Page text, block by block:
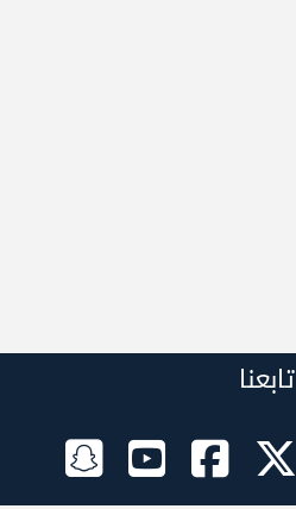
تابعنا